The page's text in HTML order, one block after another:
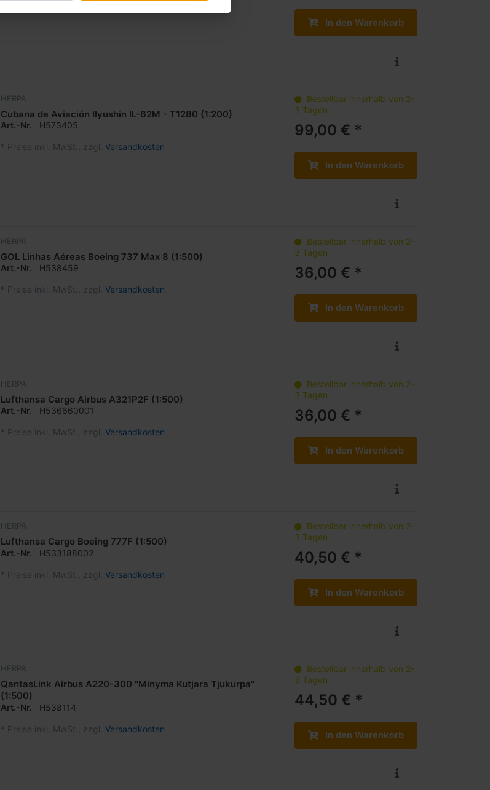
In den Warenkorb
HERPA
Cubana de Aviación Ilyushin IL-62M - T1280 (1:200)
Art.-Nr. H573405
* Preise inkl. MwSt., zzgl. Versandkosten
Bestellbar innerhalb von 2-
3 Tagen
99,00 € *
In den Warenkorb
HERPA
GOL Linhas Aéreas Boeing 737 Max 8 (1:500)
Art.-Nr. H538459
* Preise inkl. MwSt., zzgl. Versandkosten
Bestellbar innerhalb von 2-
3 Tagen
36,00 € *
In den Warenkorb
HERPA
Lufthansa Cargo Airbus A321P2F (1:500)
Art.-Nr. H536660001
* Preise inkl. MwSt., zzgl. Versandkosten
Bestellbar innerhalb von 2-
3 Tagen
36,00 € *
In den Warenkorb
HERPA
Lufthansa Cargo Boeing 777F (1:500)
Art.-Nr. H533188002
* Preise inkl. MwSt., zzgl. Versandkosten
Bestellbar innerhalb von 2-
3 Tagen
40,50 € *
In den Warenkorb
HERPA
QantasLink Airbus A220-300 "Minyma Kutjara Tjukurpa"
(1:500)
Art.-Nr. H538114
* Preise inkl. MwSt., zzgl. Versandkosten
Bestellbar innerhalb von 2-
3 Tagen
44,50 € *
In den Warenkorb